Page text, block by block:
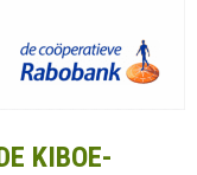
KIBOE-